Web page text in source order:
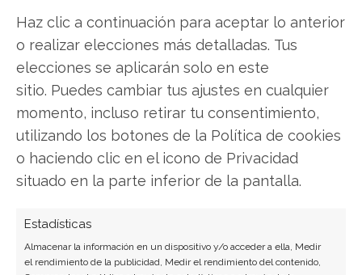
Haz clic a continuación para aceptar lo anterior
o realizar elecciones más detalladas. Tus
elecciones se aplicarán solo en este
sitio. Puedes cambiar tus ajustes en cualquier
momento, incluso retirar tu consentimiento,
utilizando los botones de la Política de cookies
o haciendo clic en el icono de Privacidad
situado en la parte inferior de la pantalla.
Estadísticas
Almacenar la información en un dispositivo y/o acceder a ella, Medir
el rendimiento de la publicidad, Medir el rendimiento del contenido,
Compartir este artículo